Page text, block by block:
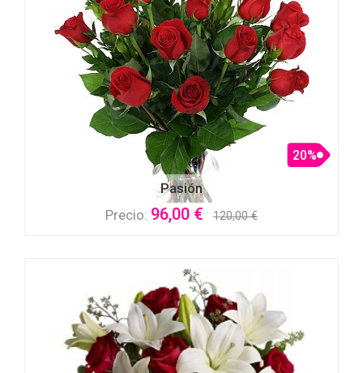
Pasión
20%
Precio: 96,00 € 120,00 €